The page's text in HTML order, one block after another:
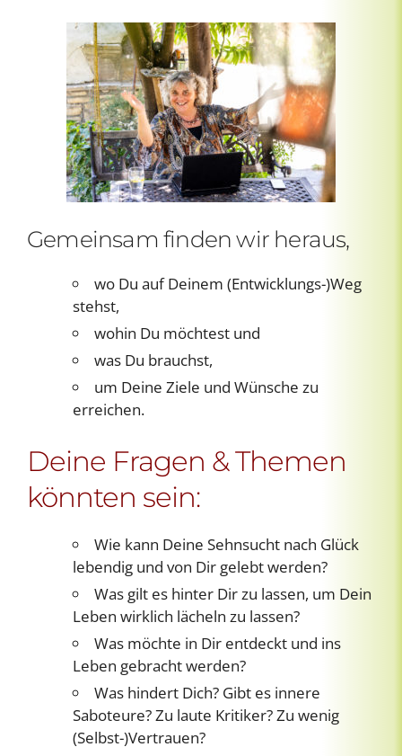
Gemeinsam finden wir heraus,
wo Du auf Deinem (Entwicklungs-)Weg
stehst,
wohin Du möchtest und
was Du brauchst,
um Deine Ziele und Wünsche zu
erreichen.
Deine Fragen & Themen
könnten sein:
Wie kann Deine Sehnsucht nach Glück
lebendig und von Dir gelebt werden?
Was gilt es hinter Dir zu lassen, um Dein
Leben wirklich lächeln zu lassen?
Was möchte in Dir entdeckt und ins
Leben gebracht werden?
Was hindert Dich? Gibt es innere
Saboteure? Zu laute Kritiker? Zu wenig
(Selbst-)Vertrauen?